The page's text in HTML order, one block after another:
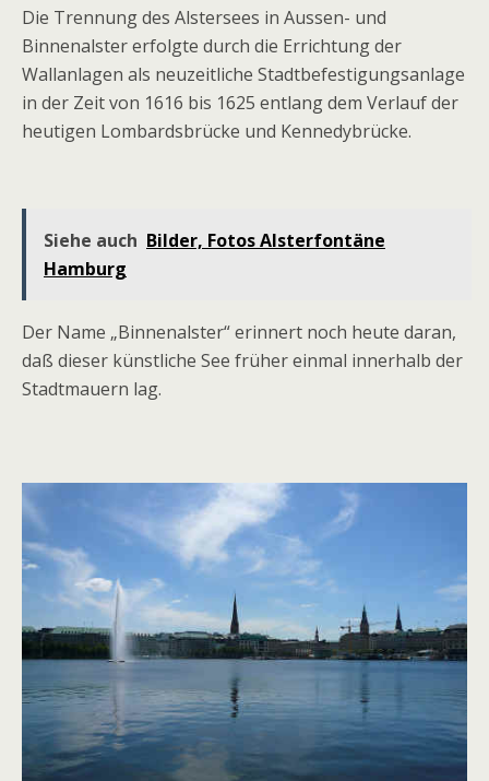
Die Trennung des Alstersees in Aussen- und
Binnenalster erfolgte durch die Errichtung der
Wallanlagen als neuzeitliche Stadtbefestigungsanlage
in der Zeit von 1616 bis 1625 entlang dem Verlauf der
heutigen Lombardsbrücke und Kennedybrücke.
Siehe auch Bilder, Fotos Alsterfontäne
Hamburg
Der Name „Binnenalster“ erinnert noch heute daran,
daß dieser künstliche See früher einmal innerhalb der
Stadtmauern lag.